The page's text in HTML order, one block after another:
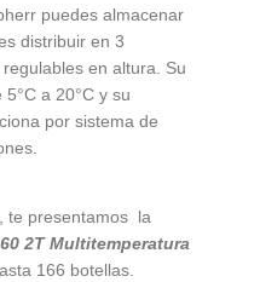
puedes almacenar
distribuir en 3
en altura. Su
a 20°C y su
por sistema de
te presentamos la
2T Multitemperatura
166 botellas.